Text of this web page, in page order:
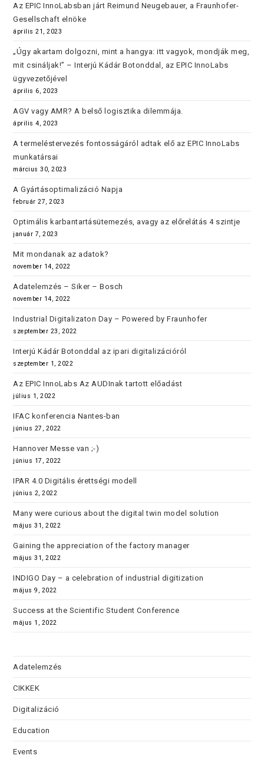
Az EPIC InnoLabsban járt Reimund Neugebauer, a Fraunhofer-
Gesellschaft elnöke
április 21, 2023
„Úgy akartam dolgozni, mint a hangya: itt vagyok, mondják meg,
mit csináljak!” – Interjú Kádár Botonddal, az EPIC InnoLabs
ügyvezetőjével
április 6, 2023
AGV vagy AMR? A belső logisztika dilemmája.
április 4, 2023
A termeléstervezés fontosságáról adtak elő az EPIC InnoLabs
munkatársai
március 30, 2023
A Gyártásoptimalizáció Napja
február 27, 2023
Optimális karbantartásütemezés, avagy az előrelátás 4 szintje
január 7, 2023
Mit mondanak az adatok?
november 14, 2022
Adatelemzés – Siker – Bosch
november 14, 2022
Industrial Digitalizaton Day – Powered by Fraunhofer
szeptember 23, 2022
Interjú Kádár Botonddal az ipari digitalizációról
szeptember 1, 2022
Az EPIC InnoLabs Az AUDInak tartott előadást
július 1, 2022
IFAC konferencia Nantes-ban
június 27, 2022
Hannover Messe van ;-)
június 17, 2022
IPAR 4.0 Digitális érettségi modell
június 2, 2022
Many were curious about the digital twin model solution
május 31, 2022
Gaining the appreciation of the factory manager
május 31, 2022
INDIGO Day – a celebration of industrial digitization
május 9, 2022
Success at the Scientific Student Conference
május 1, 2022
Adatelemzés
CIKKEK
Digitalizáció
Education
Events